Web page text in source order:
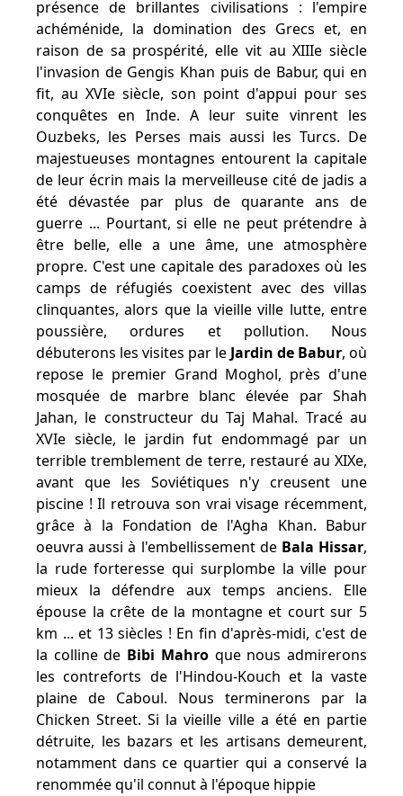
présence de brillantes civilisations : l'empire
achéménide, la domination des Grecs et, en
raison de sa prospérité, elle vit au XIIIe siècle
l'invasion de Gengis Khan puis de Babur, qui en
fit, au XVIe siècle, son point d'appui pour ses
conquêtes en Inde. A leur suite vinrent les
Ouzbeks, les Perses mais aussi les Turcs. De
majestueuses montagnes entourent la capitale
de leur écrin mais la merveilleuse cité de jadis a
été dévastée par plus de quarante ans de
guerre ... Pourtant, si elle ne peut prétendre à
être belle, elle a une âme, une atmosphère
propre. C'est une capitale des paradoxes où les
camps de réfugiés coexistent avec des villas
clinquantes, alors que la vieille ville lutte, entre
poussière, ordures et pollution. Nous
débuterons les visites par le Jardin de Babur, où
repose le premier Grand Moghol, près d'une
mosquée de marbre blanc élevée par Shah
Jahan, le constructeur du Taj Mahal. Tracé au
XVIe siècle, le jardin fut endommagé par un
terrible tremblement de terre, restauré au XIXe,
avant que les Soviétiques n'y creusent une
piscine ! Il retrouva son vrai visage récemment,
grâce à la Fondation de l'Agha Khan. Babur
oeuvra aussi à l'embellissement de Bala Hissar,
la rude forteresse qui surplombe la ville pour
mieux la défendre aux temps anciens. Elle
épouse la crête de la montagne et court sur 5
km ... et 13 siècles ! En fin d'après-midi, c'est de
la colline de Bibi Mahroque nous admirerons
les contreforts de l'Hindou-Kouch et la vaste
plaine de Caboul. Nous terminerons par la
Chicken Street. Si la vieille ville a été en partie
détruite, les bazars et les artisans demeurent,
notamment dans ce quartier qui a conservé la
renommée qu'il connut à l'époque hippie